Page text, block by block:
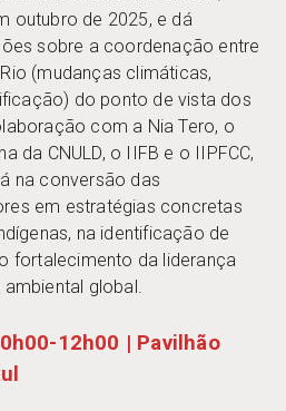
outubro de 2025, e dá
sobre a coordenação entre
(mudanças climáticas,
do ponto de vista dos
com a Nia Tero, o
da CNULD, o IIFB e o IIPFCC,
na conversão das
em estratégias concretas
na identificação de
fortalecimento da liderança
global.
12h00 | Pavilhão